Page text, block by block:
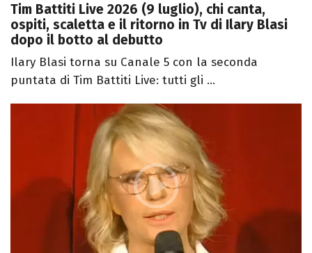
Tim Battiti Live 2026 (9 luglio), chi canta,
ospiti, scaletta e il ritorno in Tv di Ilary Blasi
dopo il botto al debutto
Ilary Blasi torna su Canale 5 con la seconda
puntata di Tim Battiti Live: tutti gli ...